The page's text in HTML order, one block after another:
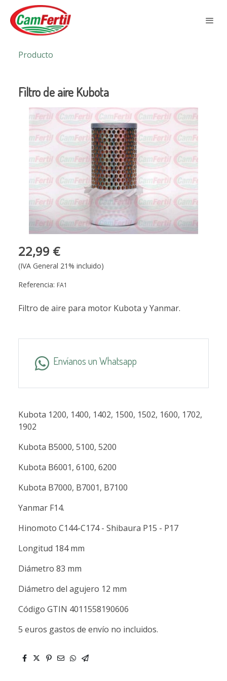
Producto
Filtro de aire Kubota
22,99 €
(IVA General 21% incluido)
Referencia: FA1
Filtro de aire para motor Kubota y Yanmar.
Envíanos un Whatsapp
Kubota 1200, 1400, 1402, 1500, 1502, 1600, 1702,
1902
Kubota B5000, 5100, 5200
Kubota B6001, 6100, 6200
Kubota B7000, B7001, B7100
Yanmar F14.
Hinomoto C144-C174 - Shibaura P15 - P17
Longitud 184 mm
Diámetro 83 mm
Diámetro del agujero 12 mm
Código GTIN 4011558190606
5 euros gastos de envío no incluidos.